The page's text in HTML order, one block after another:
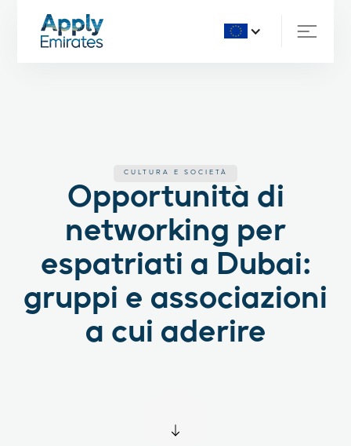
CULTURA E SOCIETÀ
Opportunità di
networking per
espatriati a Dubai:
gruppi e associazioni
a cui aderire